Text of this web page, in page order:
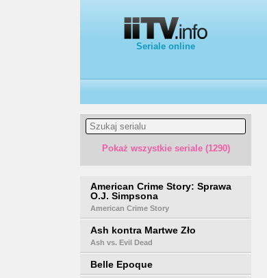
Seriale online
Pokaż wszystkie seriale (1290)
American Crime Story: Sprawa
O.J. Simpsona
American Crime Story
Ash kontra Martwe Zło
Ash vs. Evil Dead
Belle Epoque